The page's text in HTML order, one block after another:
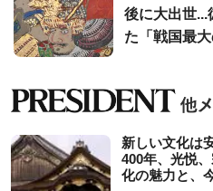
後に大出世...
た「戦国最大
新しい文化は
400年、光悦
化の魅力と、